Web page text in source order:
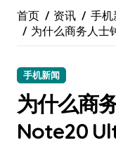
首页 资讯 手机
为什么商务人士
手机新闻
为什么商
Note20